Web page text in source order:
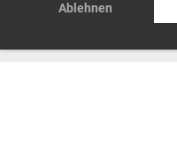
Ablehnen